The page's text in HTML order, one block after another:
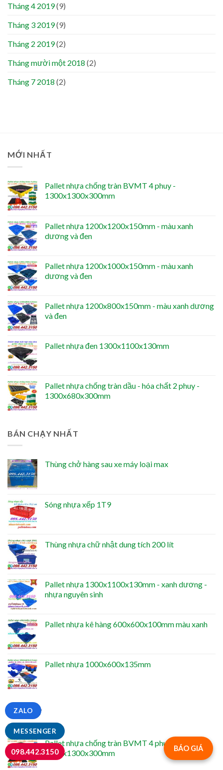
Tháng 4 2019(9)
Tháng 3 2019(9)
Tháng 2 2019(2)
Tháng mười một 2018 (2)
Tháng 7 2018 (2)
MỚI NHẤT
Pallet nhựa chống tràn BVMT 4 phuy -
1300x1300x300mm
Pallet nhựa 1200x1200x150mm - màu xanh
dương và đen
Pallet nhựa 1200x1000x150mm - màu xanh
dương và đen
Pallet nhựa 1200x800x150mm - màu xanh dương
và đen
Pallet nhựa đen 1300x1100x130mm
Pallet nhựa chống tràn dầu - hóa chất 2 phuy -
1300x680x300mm
BÁN CHẠY NHẤT
Thùng chở hàng sau xe máy loại max
Sóng nhựa xếp 1T9
Thùng nhựa chữ nhật dung tích 200 lít
Pallet nhựa 1300x1100x130mm - xanh dương -
nhựa nguyên sinh
Pallet nhựa kê hàng 600x600x100mm màu xanh
Pallet nhựa 1000x600x135mm
NỔI BẬT
Pallet nhựa chống tràn BVMT 4 phuy -
1300x1300x300mm
BÁO GIÁ
MESSENGER
ZALO
098.442.3150